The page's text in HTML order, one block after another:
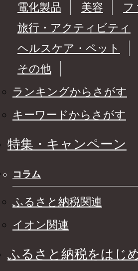
電化製品
美容
フ
旅行・アクティビティ
ヘルスケア・ペット
その他
ランキングからさがす
キーワードからさがす
特集・キャンペーン
コラム
ふるさと納税関連
イオン関連
ふるさと納税をはじ